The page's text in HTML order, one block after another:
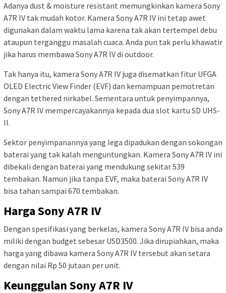
Adanya dust & moisture resistant memungkinkan kamera Sony
A7R IV tak mudah kotor. Kamera Sony A7R IV ini tetap awet
digunakan dalam waktu lama karena tak akan tertempel debu
ataupun terganggu masalah cuaca. Anda pun tak perlu khawatir
jika harus membawa Sony A7R IV di outdoor.
Tak hanya itu, kamera Sony A7R IV juga disematkan fitur UFGA
OLED Electric View Finder (EVF) dan kemampuan pemotretan
dengan tethered nirkabel. Sementara untuk penyimpannya,
Sony A7R IV mempercayakannya kepada dua slot kartu SD UHS-
II.
Sektor penyimpanannya yang lega dipadukan dengan sokongan
baterai yang tak kalah menguntungkan. Kamera Sony A7R IV ini
dibekali dengan baterai yang mendukung sekitar 539
tembakan. Namun jika tanpa EVF, maka baterai Sony A7R IV
bisa tahan sampai 670 tembakan.
Harga Sony A7R IV
Dengan spesifikasi yang berkelas, kamera Sony A7R IV bisa anda
miliki dengan budget sebesar USD3500. Jika dirupiahkan, maka
harga yang dibawa kamera Sony A7R IV tersebut akan setara
dengan nilai Rp 50 jutaan per unit.
Keunggulan Sony A7R IV